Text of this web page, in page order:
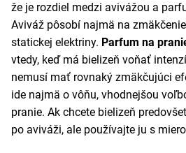
že je rozdiel medzi avivážou a
Aviváž pôsobí najmä na
statickej elektriny. Parfum na
vtedy, keď má bielizeň voňať
nemusí mať rovnaký zmäkčujúci
ide najmä o vôňu, vhodnejšou
pranie. Ak chcete bielizeň
po aviváži, ale používajte ju s